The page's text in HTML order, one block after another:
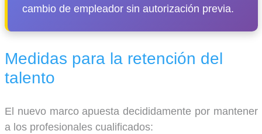
cambio de empleador sin autorización previa.
Medidas para la retención del
talento
El nuevo marco apuesta decididamente por mantener
a los profesionales cualificados: